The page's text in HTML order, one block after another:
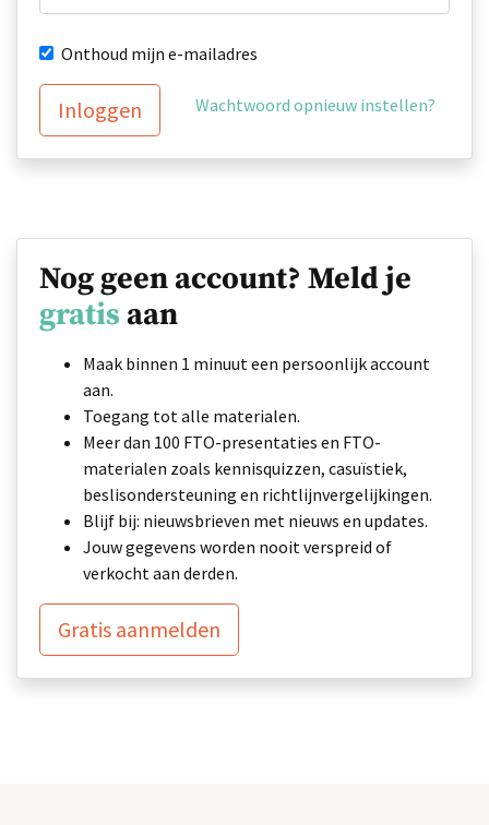
Onthoud mijn e-mailadres
Inloggen Wachtwoord opnieuw instellen?
Nog geen account? Meld je
gratis aan
Maak binnen 1 minuut een persoonlijk account
aan.
Toegang tot alle materialen.
Meer dan 100 FTO-presentaties en FTO-
materialen zoals kennisquizzen, casuïstiek,
beslisondersteuning en richtlijnvergelijkingen.
Blijf bij: nieuwsbrieven met nieuws en updates.
Jouw gegevens worden nooit verspreid of
verkocht aan derden.
Gratis aanmelden